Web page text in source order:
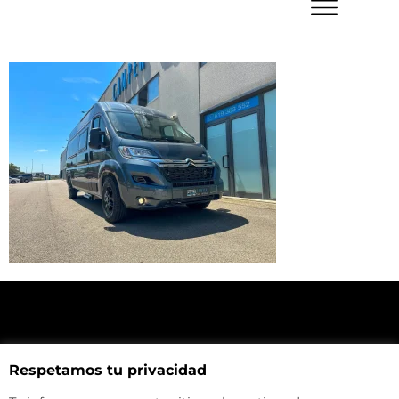
Haz click aquí y mira como llegar a la tienda
Respetamos tu privacidad